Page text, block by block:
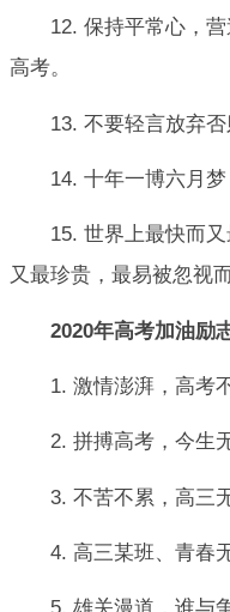
12. 保持平常心，
高考。
13. 不要轻言放弃否
14. 十年一博六月
15. 世界上最快而
又最珍贵，最易被忽视
2020年高考加油励
1. 激情澎湃，高考
2. 拼搏高考，今生
3. 不苦不累，高三
4. 高三某班、青春